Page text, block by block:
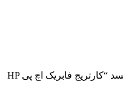
اولین کسی باشید که دیدگاهی می نویسد “کارتریج فابریک اچ پی HP